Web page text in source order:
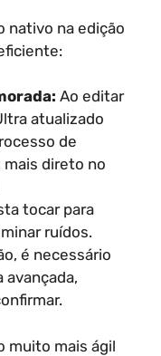
nativo na edição
Ao editar
atualizado
de
direto no
tocar para
ruídos.
é necessário
avançada,
muito mais ágil